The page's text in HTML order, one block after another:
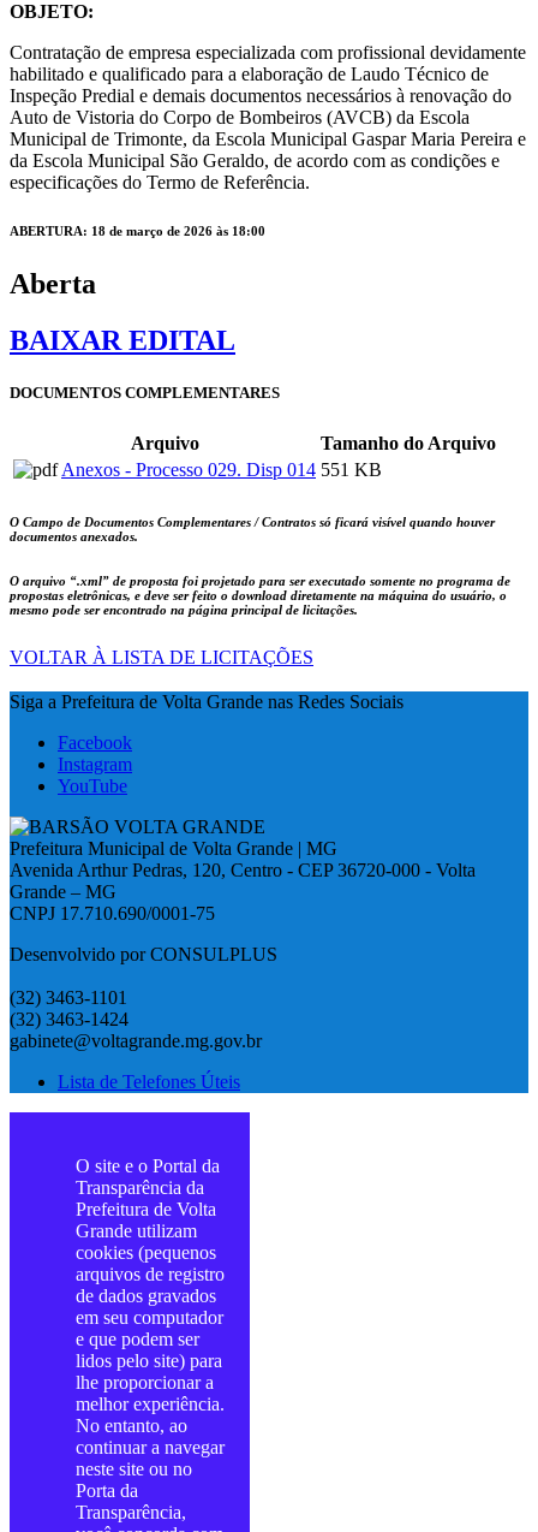
OBJETO:
Contratação de empresa especializada com profissional devidamente
habilitado e qualificado para a elaboração de Laudo Técnico de
Inspeção Predial e demais documentos necessários à renovação do
Auto de Vistoria do Corpo de Bombeiros (AVCB) da Escola
Municipal de Trimonte, da Escola Municipal Gaspar Maria Pereira e
da Escola Municipal São Geraldo, de acordo com as condições e
especificações do Termo de Referência.
ABERTURA: 18 de março de 2026 às 18:00
Aberta
BAIXAR EDITAL
DOCUMENTOS COMPLEMENTARES
Arquivo
Tamanho do Arquivo
Anexos - Processo 029. Disp 014 551 KB
O Campo de Documentos Complementares / Contratos só ficará visível quando houver
documentos anexados.
O arquivo “.xml” de proposta foi projetado para ser executado somente no programa de
propostas eletrônicas, e deve ser feito o download diretamente na máquina do usuário, o
mesmo pode ser encontrado na página principal de licitações.
VOLTAR À LISTA DE LICITAÇÕES
Siga a Prefeitura de Volta Grande nas Redes Sociais
Facebook
Instagram
YouTube
Prefeitura Municipal de Volta Grande | MG
Avenida Arthur Pedras, 120, Centro - CEP 36720-000 - Volta
Grande – MG
CNPJ 17.710.690/0001-75
Desenvolvido por CONSULPLUS
(32) 3463-1101
(32) 3463-1424
gabinete@voltagrande.mg.gov.br
Lista de Telefones Úteis
O site e o Portal da
Transparência da
Prefeitura de Volta
Grande utilizam
cookies (pequenos
arquivos de registro
de dados gravados
em seu computador
e que podem ser
lidos pelo site) para
lhe proporcionar a
melhor experiência.
No entanto, ao
continuar a navegar
neste site ou no
Porta da
Transparência,